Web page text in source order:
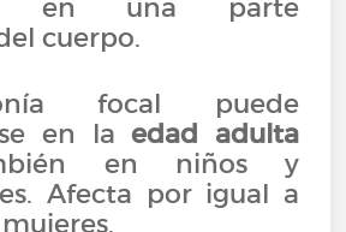
en una parte
cuerpo.
focal puede
en laedad adulta
en niños y
Afecta por igual a